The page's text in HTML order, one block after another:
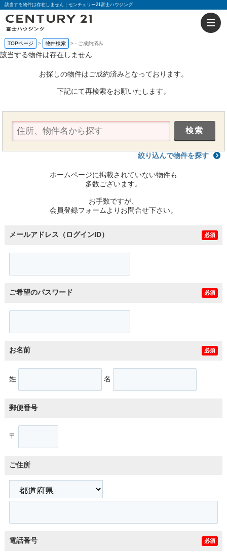
該当する物件は存在しません｜センチュリー21富士ハウジング
TOPページ 物件検索 - ご成約済み
該当する物件は存在しません
お探しの物件はご成約済みとなっております。
下記にて再検索をお願いたします。
絞り込んで物件を探す
ホームページに掲載されていない物件も
多数ございます。
お手数ですが、
会員登録フォームよりお問合せ下さい。
メールアドレス（ログインID） 必須
ご希望のパスワード 必須
お名前 必須
姓 名
郵便番号
〒
ご住所
電話番号 必須